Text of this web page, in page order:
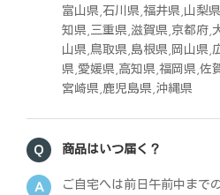
富山県,石川県,福井県,山梨
知県,三重県,滋賀県,京都府,
山県,鳥取県,島根県,岡山県,
県,愛媛県,高知県,福岡県,佐
宮崎県,鹿児島県,沖縄県
商品はいつ届く？
ご自宅へは前日午前中まで